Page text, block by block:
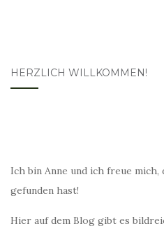
HERZLICH WILLKOMMEN!
Ich bin Anne und ich freue
gefunden hast!
Hier auf dem Blog gibt es